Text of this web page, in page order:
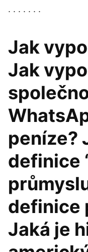
. . . . . . .
Jak
Jak
peníze?
definice
definice
Jaká je